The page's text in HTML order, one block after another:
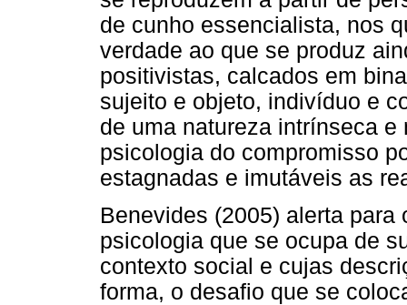
de cunho essencialista, nos
verdade ao que se produz
positivistas, calcados em
sujeito e objeto, indivíduo e
de uma natureza intrínseca
psicologia do compromisso
estagnadas e imutáveis as
Benevides (2005) alerta
psicologia que se ocupa de
contexto social e cujas
forma, o desafio que se